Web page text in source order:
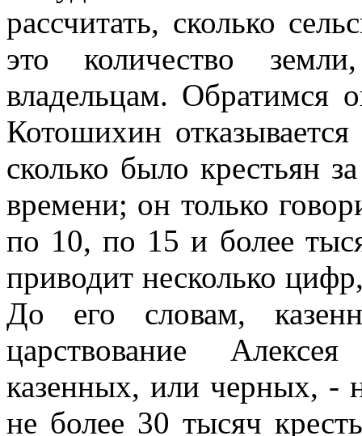
рассчитать, сколько
это количество
владельцам. Обратимся
Котошихин
сколько было крестьян
времени; он только
по 10, по 15 и более
приводит несколько
До его словам,
царствование
казенных, или черных, -
не более 30 тысяч